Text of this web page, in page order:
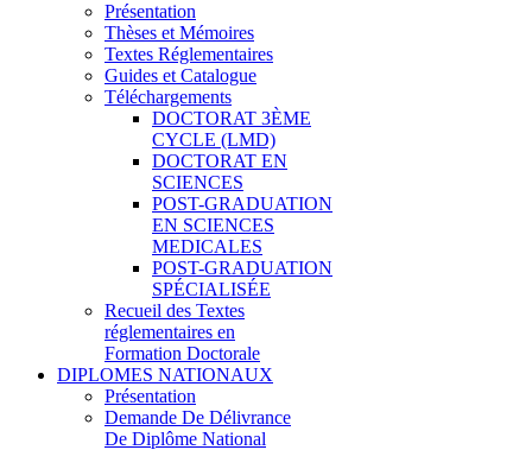
Présentation
Thèses et Mémoires
Textes Réglementaires
Guides et Catalogue
Téléchargements
DOCTORAT 3ÈME
CYCLE (LMD)
DOCTORAT EN
SCIENCES
POST-GRADUATION
EN SCIENCES
MEDICALES
POST-GRADUATION
SPÉCIALISÉE
Recueil des Textes
réglementaires en
Formation Doctorale
DIPLOMES NATIONAUX
Présentation
Demande De Délivrance
De Diplôme National